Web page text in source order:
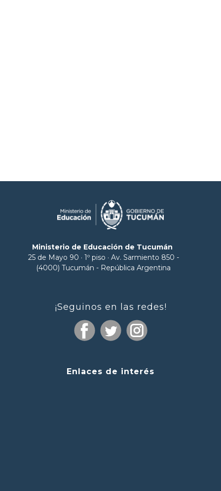
Ministerio de Educación de Tucumán
25 de Mayo 90 · 1º piso · Av. Sarmiento 850 -
(4000) Tucumán - República Argentina
¡Seguinos en las redes!
Enlaces de interés